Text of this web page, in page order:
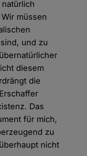
müssen
und zu
diesem
die
Das
für mich,
zu
nicht